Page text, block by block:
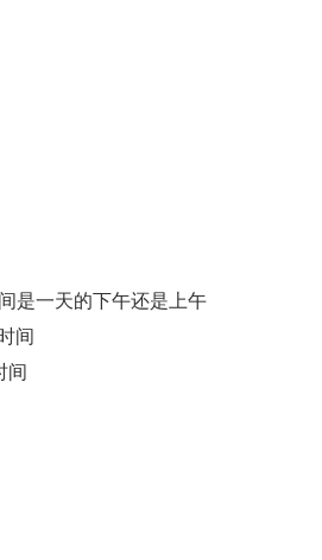
是一天的下午还是上午
间
间